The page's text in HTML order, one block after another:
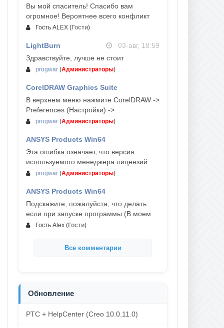
Вы мой спаситель! Спасибо вам
огромное! Вероятнее всего конфликт
Гость ALEX (Гости)
LightBurn
03-авг, 18:59
Здравствуйте, лучше не стоит
progwar (Администраторы)
CorelDRAW Graphics Suite
03-авг, 18:58
В верхнем меню нажмите CorelDRAW ->
Preferences (Настройки) ->
progwar (Администраторы)
ANSYS Products Win64
Эта ошибка означает, что версия
используемого менеджера лицензий
progwar (Администраторы)
ANSYS Products Win64
Подскажите, пожалуйста, что делать
если при запуске программы (В моем
Гость Alex (Гости)
Все комментарии
Обновление
PTC + HelpCenter (Creo 10.0.11.0)